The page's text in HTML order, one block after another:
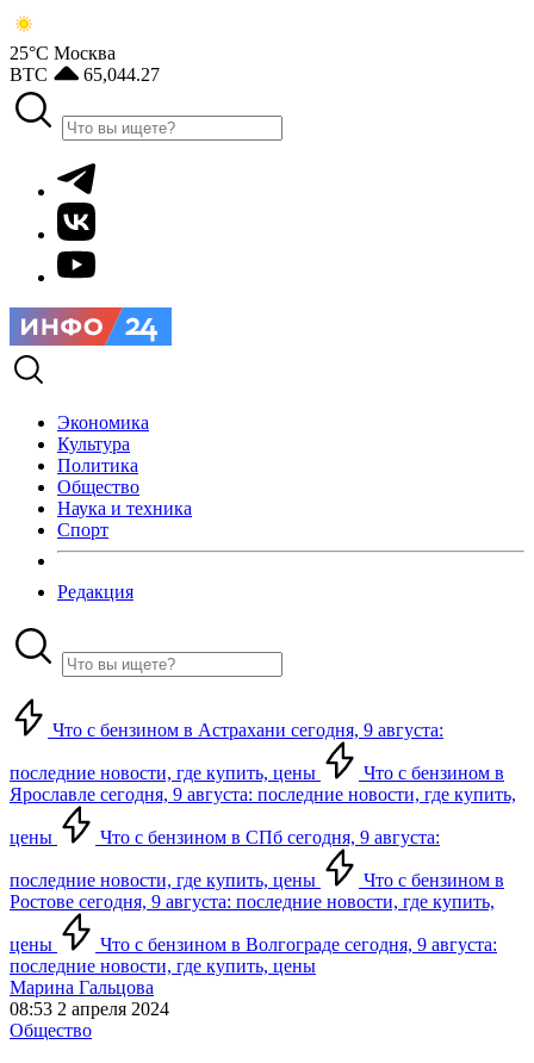
25°С Москва
BTC
65,044.27
Экономика
Культура
Политика
Общество
Наука и техника
Спорт
Редакция
Что с бензином в Астрахани сегодня, 9 августа:
последние новости, где купить, цены
Что с бензином в
Ярославле сегодня, 9 августа: последние новости, где купить,
цены Что с бензином в СПб сегодня, 9 августа:
последние новости, где купить, цены
Что с бензином в
Ростове сегодня, 9 августа: последние новости, где купить,
цены
Что с бензином в Волгограде сегодня, 9 августа:
последние новости, где купить, цены
Марина Гальцова
08:53 2 апреля 2024
Общество